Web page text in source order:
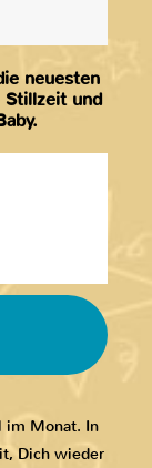
neuesten
Stillzeit und
im Monat. In
Dich wieder